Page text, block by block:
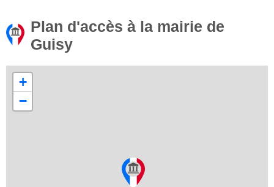
Plan d'accès à la mairie de
Guisy
+
−